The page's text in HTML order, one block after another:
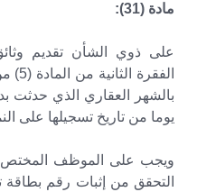
مادة (31):
على ذوي الشأن تقديم
بالشهر العقاري الذي حدثت
يوما من تاريخ تسجيلها على
ويجب على الموظف المختص
التحقق من إثبات رقم